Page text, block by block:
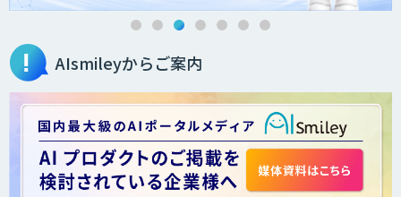
LINEWORKS AiCall（VOICEIVR）
Voice Space
AIsmileyからご案内